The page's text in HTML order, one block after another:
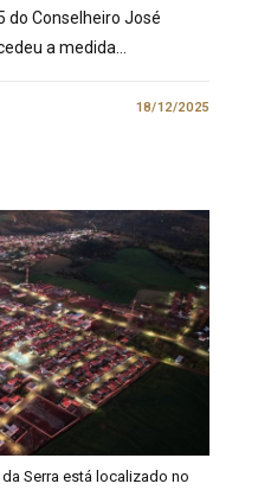
do Conselheiro José
a medida…
18/12/2025
Serra está localizado no